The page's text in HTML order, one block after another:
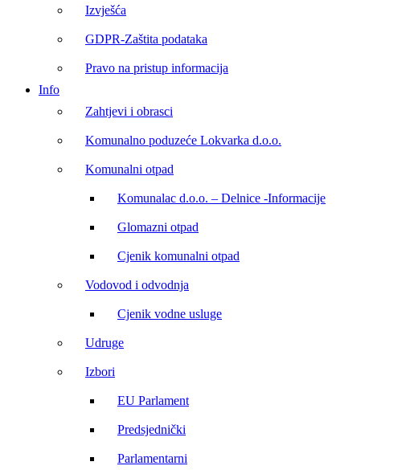
Izvješća
GDPR-Zaštita podataka
Pravo na pristup informacija
Info
Zahtjevi i obrasci
Komunalno poduzeće Lokvarka d.o.o.
Komunalni otpad
Komunalac d.o.o. – Delnice -Informacije
Glomazni otpad
Cjenik komunalni otpad
Vodovod i odvodnja
Cjenik vodne usluge
Udruge
Izbori
EU Parlament
Predsjednički
Parlamentarni